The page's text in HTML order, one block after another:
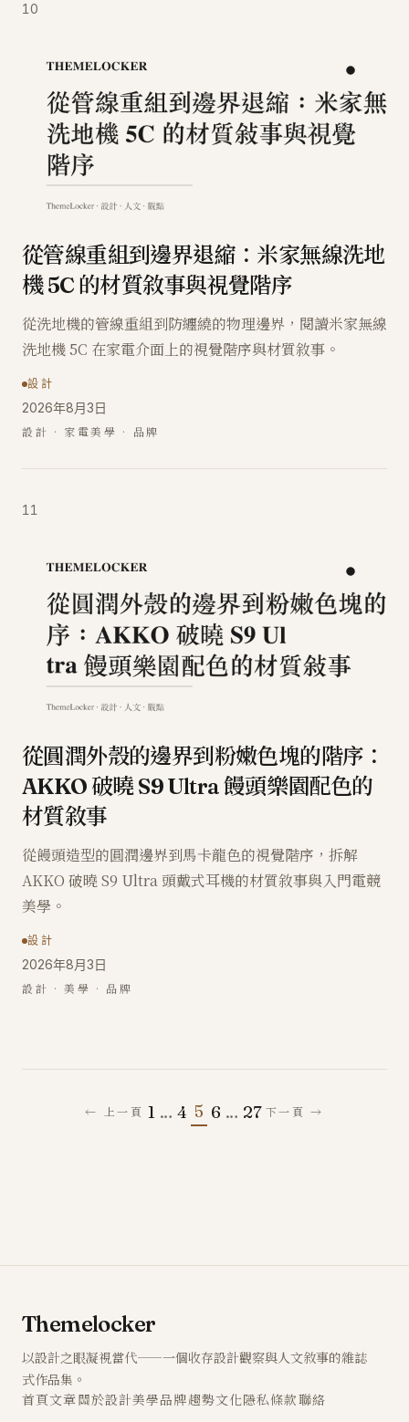
10
從管線重組到邊界退縮：米家無線洗地
機 5C 的材質敘事與視覺階序
從洗地機的管線重組到防纏繞的物理邊界，閱讀米家無線
洗地機 5C 在家電介面上的視覺階序與材質敘事。
設計
2026年8月3日
設計 · 家電美學 · 品牌
11
從圓潤外殼的邊界到粉嫩色塊的階序：
AKKO 破曉 S9 Ultra 饅頭樂園配色的
材質敘事
從饅頭造型的圓潤邊界到馬卡龍色的視覺階序，拆解
AKKO 破曉 S9 Ultra 頭戴式耳機的材質敘事與入門電競
美學。
設計
2026年8月3日
設計 · 美學 · 品牌
← 上一頁 1 … 4 5 6 … 27 下一頁 →
Themelocker
以設計之眼凝視當代——一個收存設計觀察與人文敘事的雜誌
式作品集。
首頁文章關於設計美學品牌趨勢文化隱私條款聯絡